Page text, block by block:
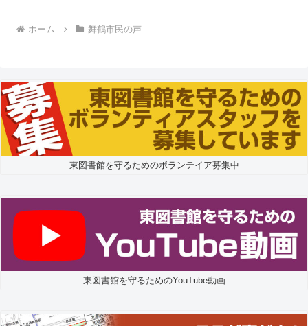
ホーム 舞鶴市民の声
東図書館を守るためのボランテイア募集中
東図書館を守るためのYouTube動画